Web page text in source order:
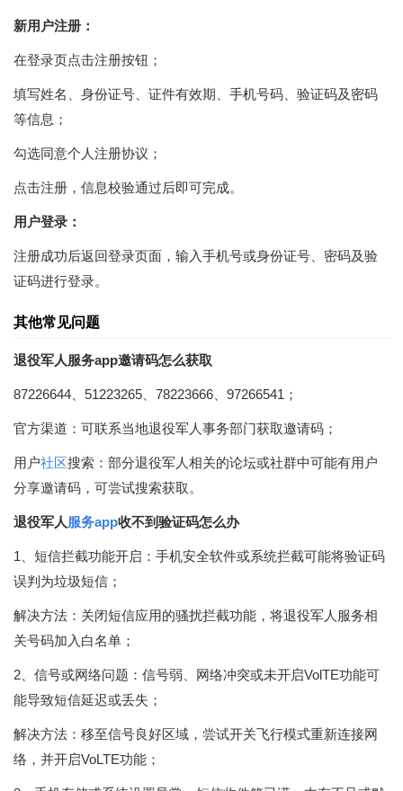
新用户注册：
在登录页点击注册按钮；
填写姓名、身份证号、证件有效期、手机号码、验证码及密码
等信息；
勾选同意个人注册协议；
点击注册，信息校验通过后即可完成。
用户登录：
注册成功后返回登录页面，输入手机号或身份证号、密码及验
证码进行登录。
其他常见问题
退役军人服务app邀请码怎么获取
87226644、51223265、78223666、97266541；
官方渠道：可联系当地退役军人事务部门获取邀请码；
用户社区搜索：部分退役军人相关的论坛或社群中可能有用户
分享邀请码，可尝试搜索获取。
退役军人服务app收不到验证码怎么办
1、短信拦截功能开启：手机安全软件或系统拦截可能将验证码
误判为垃圾短信；
解决方法：关闭短信应用的骚扰拦截功能，将退役军人服务相
关号码加入白名单；
2、信号或网络问题：信号弱、网络冲突或未开启VolTE功能可
能导致短信延迟或丢失；
解决方法：移至信号良好区域，尝试开关飞行模式重新连接网
络，并开启VoLTE功能；